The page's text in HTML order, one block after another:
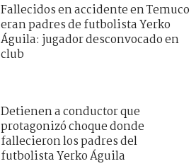
Fallecidos en accidente en Temuco
eran padres de futbolista Yerko
Águila: jugador desconvocado en
club
Detienen a conductor que
protagonizó choque donde
fallecieron los padres del
futbolista Yerko Águila